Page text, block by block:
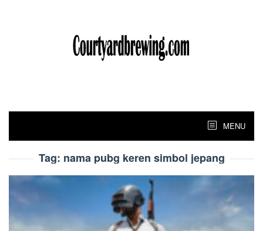
MENU
Tag: nama pubg keren simbol jepang